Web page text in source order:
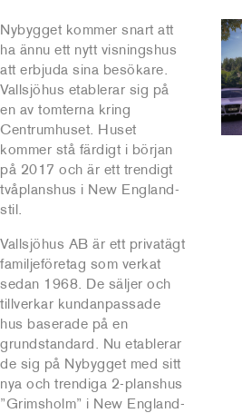
Nybygget kommer snart att
ha ännu ett nytt visningshus
att erbjuda sina besökare.
Vallsjöhus etablerar sig på
en av tomterna kring
Centrumhuset. Huset
kommer stå färdigt i början
på 2017 och är ett trendigt
tvåplanshus i New England-
stil.
Vallsjöhus AB är ett privatägt
familjeföretag som verkat
sedan 1968. De säljer och
tillverkar kundanpassade
hus baserade på en
grundstandard. Nu etablerar
de sig på Nybygget med sitt
nya och trendiga 2-planshus
”Grimsholm” i New England-